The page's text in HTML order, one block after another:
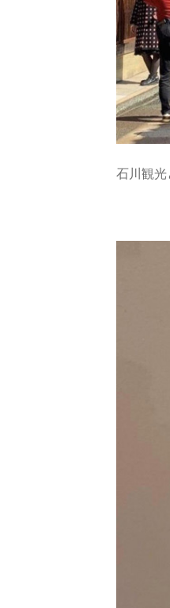
石川観光